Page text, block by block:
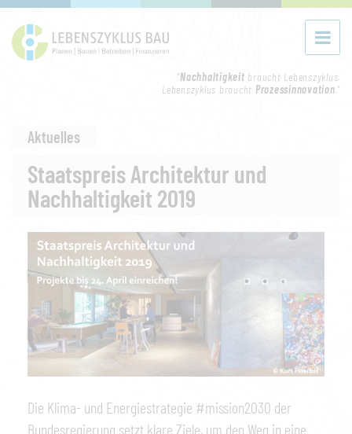
"Nachhaltigkeit braucht Lebenszyklus.
Lebenszyklus braucht Prozessinnovation."
Aktuelles
Staatspreis Architektur und
Nachhaltigkeit 2019
Die Klima- und Energiestrategie #mission2030 der
Bundesregierung setzt klare Ziele, um den Weg in eine